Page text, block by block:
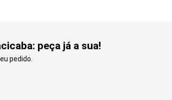
peça já a sua!
pedido.